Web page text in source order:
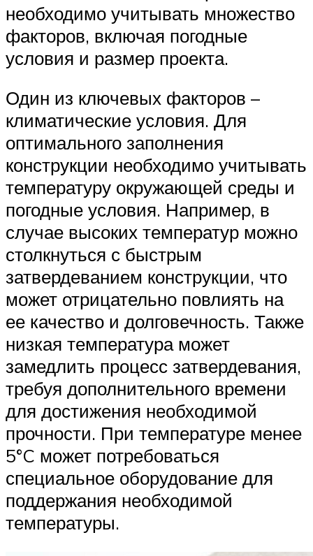
необходимо учитывать множество
факторов, включая погодные
условия и размер проекта.
Один из ключевых факторов –
климатические условия. Для
оптимального заполнения
конструкции необходимо учитывать
температуру окружающей среды и
погодные условия. Например, в
случае высоких температур можно
столкнуться с быстрым
затвердеванием конструкции, что
может отрицательно повлиять на
ее качество и долговечность. Также
низкая температура может
замедлить процесс затвердевания,
требуя дополнительного времени
для достижения необходимой
прочности. При температуре менее
5°C может потребоваться
специальное оборудование для
поддержания необходимой
температуры.